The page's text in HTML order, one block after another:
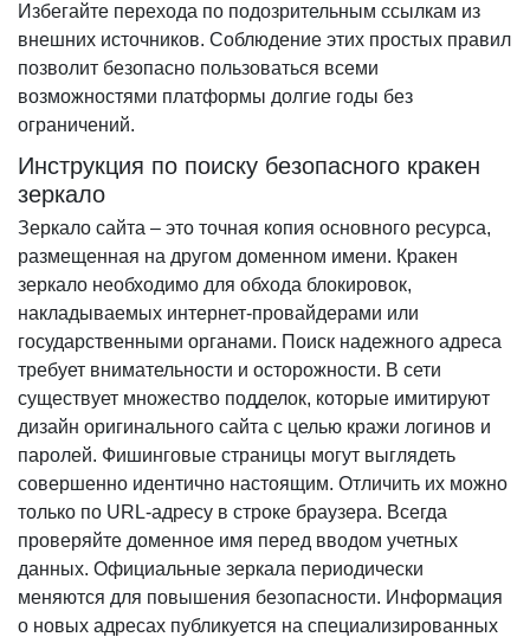
Избегайте перехода по подозрительным ссылкам из
внешних источников. Соблюдение этих простых правил
позволит безопасно пользоваться всеми
возможностями платформы долгие годы без
ограничений.
Инструкция по поиску безопасного кракен
зеркало
Зеркало сайта – это точная копия основного ресурса,
размещенная на другом доменном имени. Кракен
зеркало необходимо для обхода блокировок,
накладываемых интернет-провайдерами или
государственными органами. Поиск надежного адреса
требует внимательности и осторожности. В сети
существует множество подделок, которые имитируют
дизайн оригинального сайта с целью кражи логинов и
паролей. Фишинговые страницы могут выглядеть
совершенно идентично настоящим. Отличить их можно
только по URL-адресу в строке браузера. Всегда
проверяйте доменное имя перед вводом учетных
данных. Официальные зеркала периодически
меняются для повышения безопасности. Информация
о новых адресах публикуется на специализированных